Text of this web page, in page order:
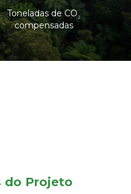
Toneladas de CO²
compensadas
do Projeto